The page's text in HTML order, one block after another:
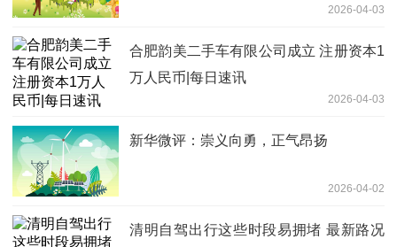
2026-04-03
合肥韵美二手车有限公司成立 注册资本1
万人民币|每日速讯
2026-04-03
新华微评：崇义向勇，正气昂扬
2026-04-02
清明自驾出行这些时段易拥堵 最新路况